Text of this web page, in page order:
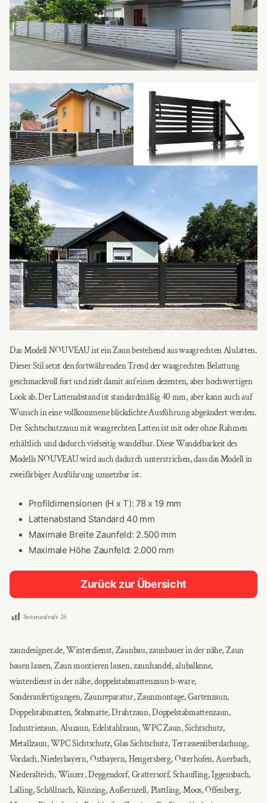
Das Modell NOUVEAU ist ein Zaun bestehend aus waagrechten Alulatten.
Dieser Stil setzt den fortwährenden Trend der waagrechten Belattung
geschmackvoll fort und zielt damit auf einen dezenten, aber hochwertigen
Look ab. Der Lattenabstand ist standardmäßig 40 mm, aber kann auch auf
Wunsch in eine vollkommene blickdichte Ausführung abgeändert werden.
Der Sichtschutzzaun mit waagrechten Latten ist mit oder ohne Rahmen
erhältlich und dadurch vielseitig wandelbar. Diese Wandelbarkeit des
Modells NOUVEAU wird auch dadurch unterstrichen, dass das Modell in
zweifärbiger Ausführung umsetzbar ist.
Profildimensionen (H x T): 78 x 19 mm
Lattenabstand Standard 40 mm
Maximale Breite Zaunfeld: 2.500 mm
Maximale Höhe Zaunfeld: 2.000 mm
Zurück zur Übersicht
Seitenaufrufe26
zaundesigner.de, Winterdienst, Zaunbau, zaunbauer in der nähe, Zaun
bauen lassen, Zaun montieren lassen, zaunhandel, alubalkone,
winterdienst in der nähe, doppelstabmattenzaun b-ware,
Sonderanfertigungen, Zaunreparatur, Zaunmontage, Gartenzaun,
Doppelstabmatten, Stabmatte, Drahtzaun, Doppelstabmattenzaun,
Industriezaun, Aluzaun, Edelstahlzaun, WPC Zaun, Sichtschutz,
Metallzaun, WPC Sichtschutz, Glas Sichtschutz, Terrassenüberdachung,
Vordach, Niederbayern, Ostbayern, Hengersberg, Osterhofen, Auerbach,
Niederalteich, Winzer, Deggendorf, Grattersorf, Schaufling, Iggensbach,
Lalling, Schöllnach, Künzing, Außernzell, Plattling, Moos, Offenberg,